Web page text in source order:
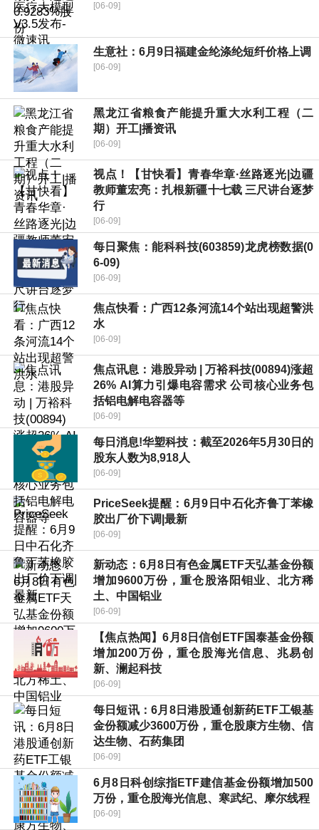
[06-09]
生意社：6月9日福建金纶涤纶短纤价格上调
[06-09]
黑龙江省粮食产能提升重大水利工程（二
期）开工|播资讯
[06-09]
视点！【甘快看】青春华章·丝路逐光|边疆
教师董宏亮：扎根新疆十七载 三尺讲台逐梦
行
[06-09]
每日聚焦：能科科技(603859)龙虎榜数据(0
6-09)
[06-09]
焦点快看：广西12条河流14个站出现超警洪
水
[06-09]
焦点讯息：港股异动 | 万裕科技(00894)涨超
26% AI算力引爆电容需求 公司核心业务包
括铝电解电容器等
[06-09]
每日消息!华塑科技：截至2026年5月30日的
股东人数为8,918人
[06-09]
PriceSeek提醒：6月9日中石化齐鲁丁苯橡
胶出厂价下调|最新
[06-09]
新动态：6月8日有色金属ETF天弘基金份额
增加9600万份，重仓股洛阳钼业、北方稀
土、中国铝业
[06-09]
【焦点热闻】6月8日信创ETF国泰基金份额
增加200万份，重仓股海光信息、兆易创
新、澜起科技
[06-09]
每日短讯：6月8日港股通创新药ETF工银基
金份额减少3600万份，重仓股康方生物、信
达生物、石药集团
[06-09]
6月8日科创综指ETF建信基金份额增加500
万份，重仓股海光信息、寒武纪、摩尔线程
[06-09]